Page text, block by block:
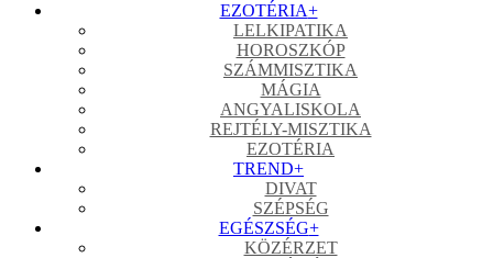
EZOTÉRIA+
LELKIPATIKA
HOROSZKÓP
SZÁMMISZTIKA
MÁGIA
ANGYALISKOLA
REJTÉLY-MISZTIKA
EZOTÉRIA
TREND+
DIVAT
SZÉPSÉG
EGÉSZSÉG+
KÖZÉRZET